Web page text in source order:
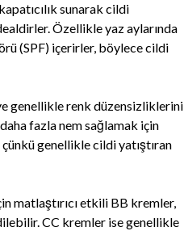
sunarak cildi
Özellikle yaz aylarında
(SPF) içerirler, böylece cildi
genellikle renk düzensizliklerini
fazla nem sağlamak için
genellikle cildi yatıştıran
matlaştırıcı etkili BB kremler,
CC kremler ise genellikle